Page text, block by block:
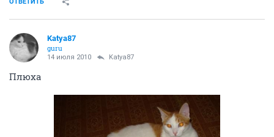
Katya87
guru
14 июля 2010 Katya87
Плюха